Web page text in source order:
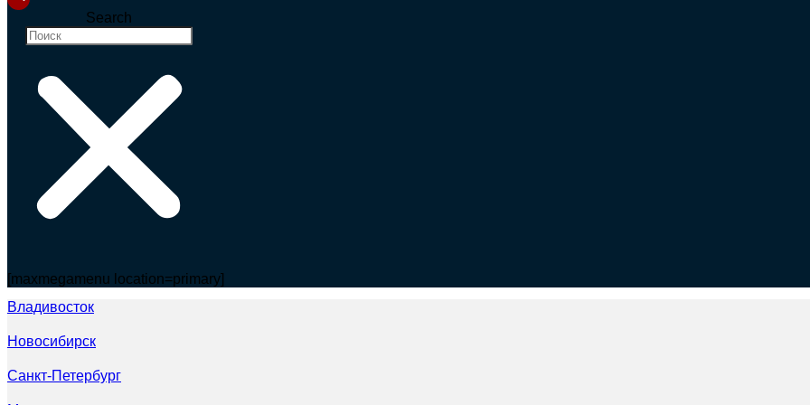
Search
[maxmegamenu location=primary]
Владивосток
Новосибирск
Санкт-Петербург